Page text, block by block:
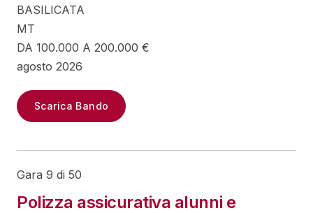
BASILICATA
MT
DA 100.000 A 200.000 €
agosto 2026
Scarica Bando
Gara 9 di 50
Polizza assicurativa alunni e